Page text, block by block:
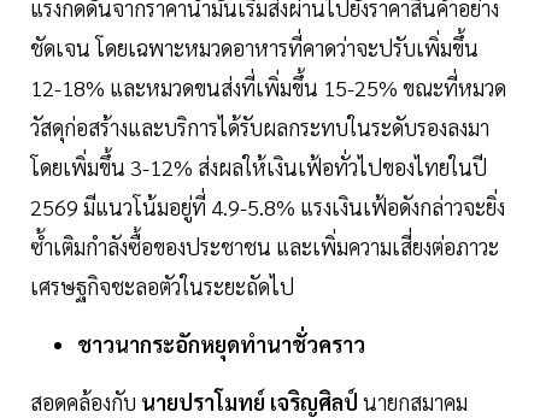
แรงกดดันจากราคาน้ำมันเริ่มส่งผ่านไปยังราคาสินค้าอย่าง
ชัดเจน โดยเฉพาะหมวดอาหารที่คาดว่าจะปรับเพิ่มขึ้น
12-18% และหมวดขนส่งที่เพิ่มขึ้น 15-25% ขณะที่หมวด
วัสดุก่อสร้างและบริการได้รับผลกระทบในระดับรองลงมา
โดยเพิ่มขึ้น 3-12% ส่งผลให้เงินเฟ้อทั่วไปของไทยในปี
2569 มีแนวโน้มอยู่ที่ 4.9-5.8% แรงเงินเฟ้อดังกล่าวจะยิ่ง
ซ้ำเติมกำลังซื้อของประชาชน และเพิ่มความเสี่ยงต่อภาวะ
เศรษฐกิจชะลอตัวในระยะถัดไป
ชาวนากระอักหยุดทำนาชั่วคราว
สอดคล้องกับ นายปราโมทย์ เจริญศิลป์ นายกสมาคม